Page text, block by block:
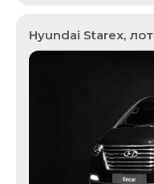
Hyundai Starex, лот